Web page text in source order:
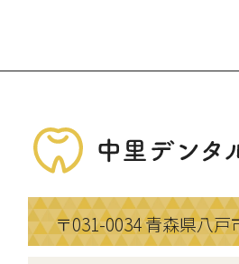
〒031-0034青森県八戸